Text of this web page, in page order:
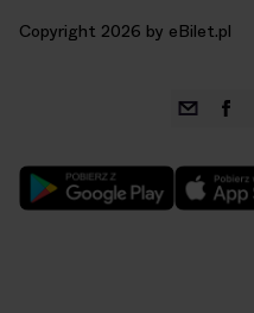
Copyright 2026 by eBilet.pl